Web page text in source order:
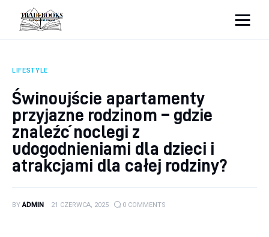
tradebooks.pl
Ciekawostki
Dom
Poraniki
Pozostałe
LIFESTYLE
Świnoujście apartamenty
przyjazne rodzinom – gdzie
znaleźć noclegi z
udogodnieniami dla dzieci i
atrakcjami dla całej rodziny?
BY ADMIN 21 CZERWCA, 2025 0 COMMENTS